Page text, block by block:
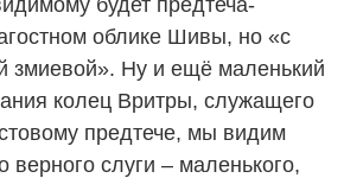
облике Шивы, но «с
змиевой». Ну и ещё маленький
колец Вритры, служащего
предтече, мы видим
верного слуги – маленького,